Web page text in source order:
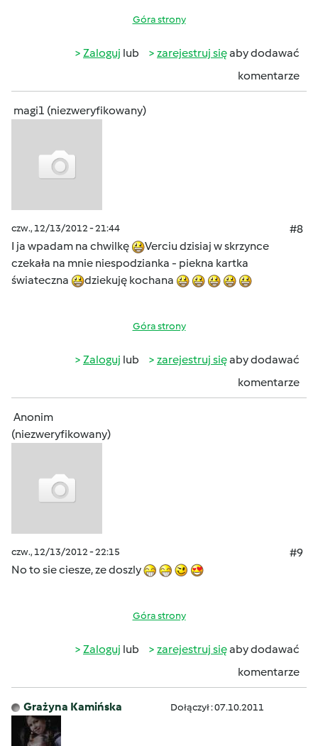
Góra strony
Zaloguj lub zarejestruj sięaby dodawać
komentarze
magi1 (niezweryfikowany)
czw., 12/13/2012 - 21:44
#8
I ja wpadam na chwilkę
Verciu dzisiaj w skrzynce
czekała na mnie niespodzianka - piekna kartka
świateczna
dziekuję kochana
Góra strony
Zaloguj lub zarejestruj sięaby dodawać
komentarze
Anonim
(niezweryfikowany)
czw., 12/13/2012 - 22:15
#9
No to sie ciesze, ze doszly
Góra strony
Zaloguj lub zarejestruj sięaby dodawać
komentarze
Grażyna Kamińska Dołączył : 07.10.2011